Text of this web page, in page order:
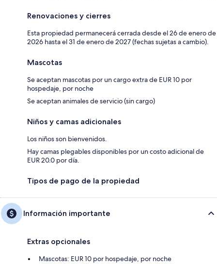
Renovaciones y cierres
Esta propiedad permanecerá cerrada desde el 26 de enero de
2026 hasta el 31 de enero de 2027 (fechas sujetas a cambio).
Mascotas
Se aceptan mascotas por un cargo extra de EUR 10 por
hospedaje, por noche
Se aceptan animales de servicio (sin cargo)
Niños y camas adicionales
Los niños son bienvenidos.
Hay camas plegables disponibles por un costo adicional de
EUR 20.0 por día.
Tipos de pago de la propiedad
Información importante
Extras opcionales
Mascotas: EUR 10 por hospedaje, por noche